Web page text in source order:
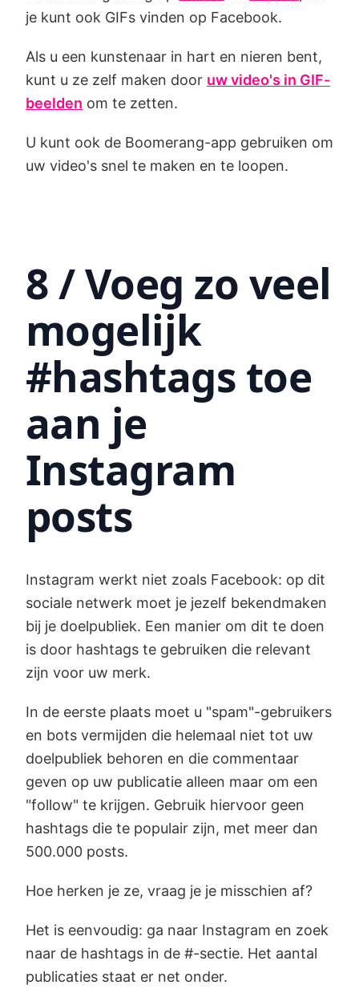
je kunt ook GIFs vinden op Facebook.
Als u een kunstenaar in hart en nieren bent,
kunt u ze zelf maken door uw video's in GIF-
beelden om te zetten.
U kunt ook de Boomerang-app gebruiken om
uw video's snel te maken en te loopen.
8 / Voeg zo veel
mogelijk
#hashtags toe
aan je
Instagram
posts
Instagram werkt niet zoals Facebook: op dit
sociale netwerk moet je jezelf bekendmaken
bij je doelpubliek. Een manier om dit te doen
is door hashtags te gebruiken die relevant
zijn voor uw merk.
In de eerste plaats moet u "spam"-gebruikers
en bots vermijden die helemaal niet tot uw
doelpubliek behoren en die commentaar
geven op uw publicatie alleen maar om een
"follow" te krijgen. Gebruik hiervoor geen
hashtags die te populair zijn, met meer dan
500.000 posts.
Hoe herken je ze, vraag je je misschien af?
Het is eenvoudig: ga naar Instagram en zoek
naar de hashtags in de #-sectie. Het aantal
publicaties staat er net onder.